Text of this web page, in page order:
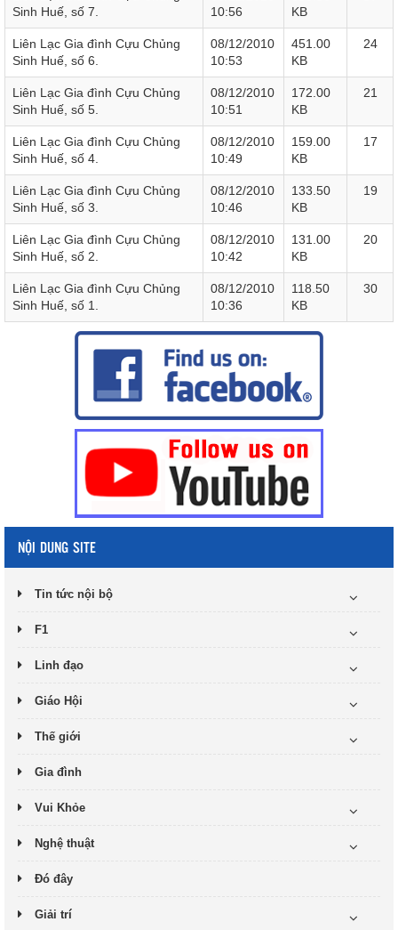
Sinh Huế, số 7.
10:56
KB
Liên Lạc Gia đình Cựu Chủng
Sinh Huế, số 6.
08/12/2010
10:53
451.00
KB
24
Liên Lạc Gia đình Cựu Chủng
Sinh Huế, số 5.
08/12/2010
10:51
172.00
KB
21
Liên Lạc Gia đình Cựu Chủng
Sinh Huế, số 4.
08/12/2010
10:49
159.00
KB
17
Liên Lạc Gia đình Cựu Chủng
Sinh Huế, số 3.
08/12/2010
10:46
133.50
KB
19
Liên Lạc Gia đình Cựu Chủng
Sinh Huế, số 2.
08/12/2010
10:42
131.00
KB
20
Liên Lạc Gia đình Cựu Chủng
Sinh Huế, số 1.
08/12/2010
10:36
118.50
KB
30
NỘI DUNG SITE
Tin tức nội bộ
F1
Linh đạo
Giáo Hội
Thế giới
Gia đình
Vui Khỏe
Nghệ thuật
Đó đây
Giải trí